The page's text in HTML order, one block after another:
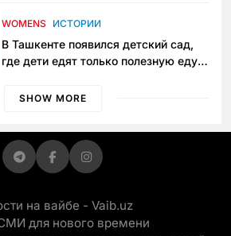
приговору
WOMENS ИСТОРИИ
В Ташкенте появился детский сад,
где дети едят только полезную еду.
просить «кашу без сахара»
SHOW MORE
на вайбе - Vaib.uz
для нового времени